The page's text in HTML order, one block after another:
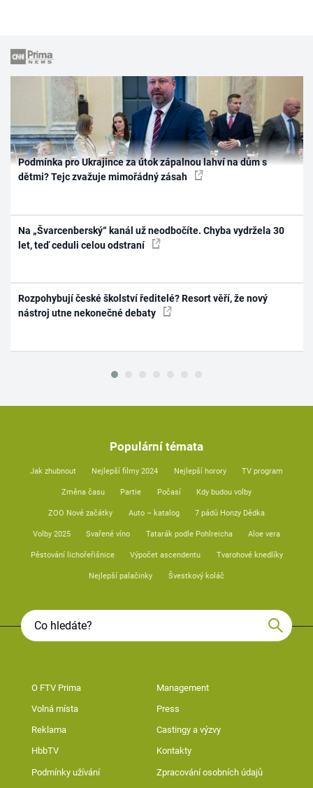
Podmínka pro Ukrajince za útok zápalnou lahví na dům s
dětmi? Tejc zvažuje mimořádný zásah
Na „Švarcenberský“ kanál už neodbočíte. Chyba vydržela 30
let, teď ceduli celou odstraní
Rozpohybují české školství ředitelé? Resort věří, že nový
nástroj utne nekonečné debaty
Populární témata
Jak zhubnout Nejlepší filmy 2024 Nejlepší horory TV program
Změna času Partie Počasí Kdy budou volby
ZOO Nové začátky Auto – katalog 7 pádů Honzy Dědka
Volby 2025 Svařené víno Tatarák podle Pohlreicha Aloe vera
Pěstování lichořeřišnice Výpočet ascendentu Tvarohové knedlíky
Nejlepší palačinky Švestkový koláč
O FTV Prima Management
Volná místa Press
Reklama Castingy a výzvy
HbbTV Kontakty
Podmínky užívání Zpracování osobních údajů